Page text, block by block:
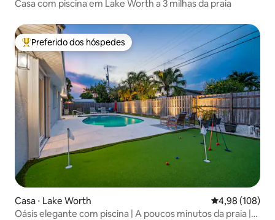
Casa com piscina em Lake Worth a 3 milhas da praia
Entre os melhores preferidos dos hóspedes
Preferido dos hóspedes
Casa ⋅ Lake Worth 4,98 de uma
4,98 (108)
Oásis elegante com piscina | A poucos minutos da praia |